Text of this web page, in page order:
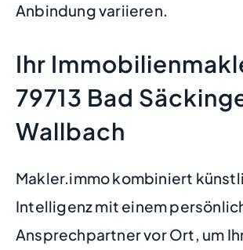
Anbindung variieren.
Ihr
79713 Bad
Wallbach
Makler.immo kombiniert
Intelligenz mit einem
Ansprechpartner vor Ort, um